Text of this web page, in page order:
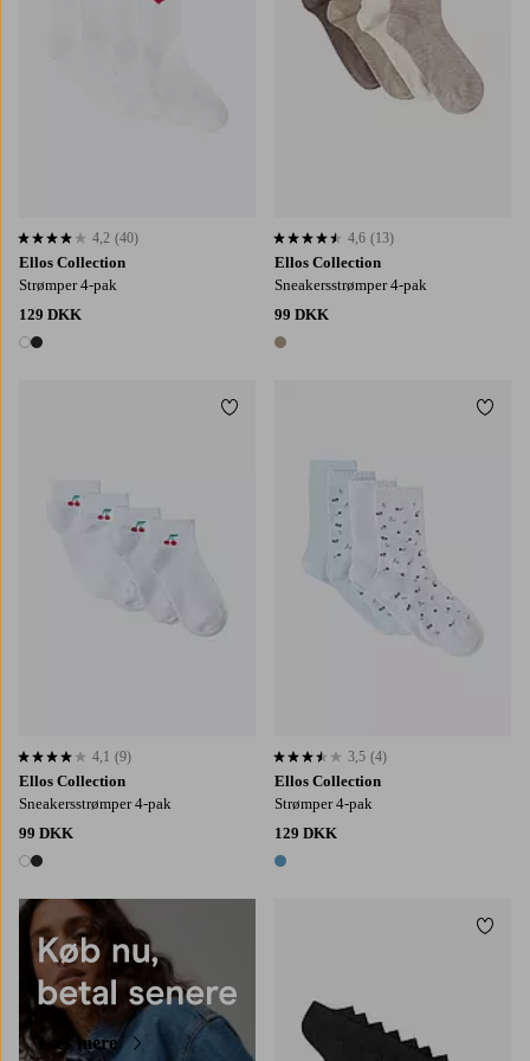
Ellos Collection
Strømper 4-pak
129 DKK
2 farver
4,2 baseret på 40 bedømmelser
4,2 (40)
Ellos Collection
Sneakersstrømper 4-pak
99 DKK
1 farve
4,6 baseret på 13 bedømmelser
4,6 (13)
Ellos Collection
Sneakersstrømper 4-pak
99 DKK
2 farver
4,1 baseret på 9 bedømmelser
4,1 (9)
Tilføj til favoritter
Ellos Collection
Strømper 4-pak
129 DKK
1 farve
3,5 baseret på 4 bedømmelser
3,5 (4)
Læs mere